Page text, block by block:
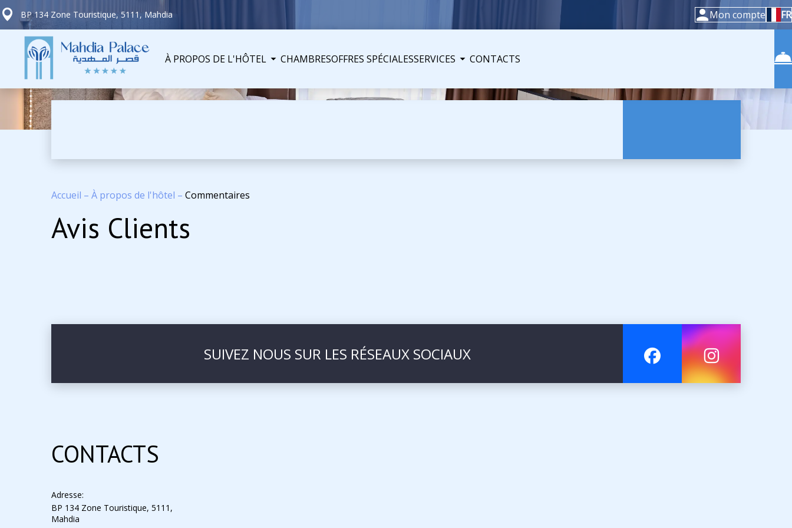
BP 134 Zone Touristique, 5111, Mahdia Mon compte FR
À PROPOS DE L'HÔTEL CHAMBRESOFFRES SPÉCIALESSERVICES CONTACTS
Accueil – À propos de l'hôtel – Commentaires
Avis Clients
SUIVEZ NOUS SUR LES RÉSEAUX SOCIAUX
CONTACTS
Adresse:
BP 134 Zone Touristique, 5111,
Mahdia